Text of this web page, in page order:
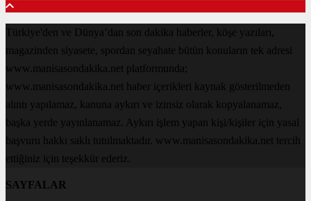
Türkiye'den ve Dünya’dan son dakika haberler, köşe yazıları,
magazinden siyasete, spordan seyahate bütün konuların tek adresi
www.manisasondakika.net platformunda;
www.manisasondakika.net haber içerikleri kaynak gösterilmeden
alıntı yapılamaz, kanuna aykırı ve izinsiz olarak kopyalanamaz,
başka yerde yayınlanamaz. Aykırı işlem yapan kişi/kişiler için yasal
başvuru hakkı saklı tutulmaktadır. www.manisasondakika.net tercih
ettiğiniz için teşekkür ederiz.
SAYFALAR